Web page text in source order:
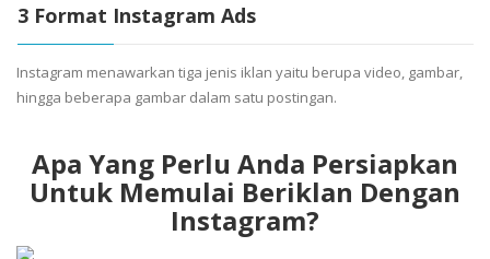
3 Format Instagram Ads
Instagram menawarkan tiga jenis iklan yaitu berupa video, gambar,
hingga beberapa gambar dalam satu postingan.
Apa Yang Perlu Anda Persiapkan
Untuk Memulai Beriklan Dengan
Instagram?